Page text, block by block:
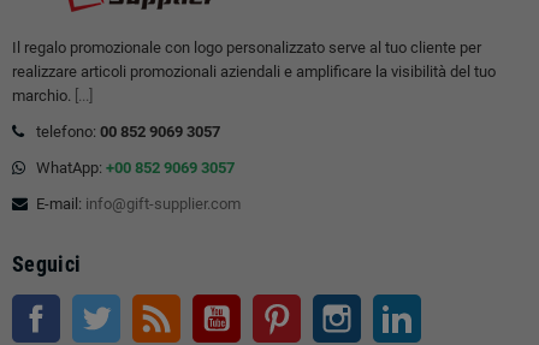
Il regalo promozionale con logo personalizzato serve al tuo cliente per
realizzare articoli promozionali aziendali e amplificare la visibilità del tuo
marchio. [...]
telefono: 00 852 9069 3057
WhatApp: +00 852 9069 3057
E-mail: info@gift-supplier.com
Seguici
Facebook Twitter RSS Youtube Pinterest Instagram